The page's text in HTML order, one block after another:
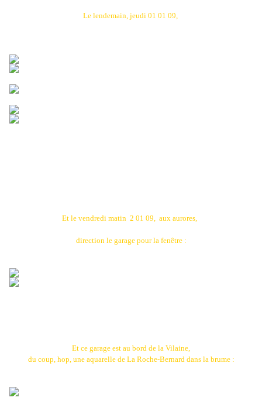
Le lendemain, jeudi 01 01 09,
Et le vendredi matin 2 01 09, aux aurores,
direction le garage pour la fenêtre :
Et ce garage est au bord de la Vilaine,
du coup, hop, une aquarelle de La Roche-Bernard dans la brume :